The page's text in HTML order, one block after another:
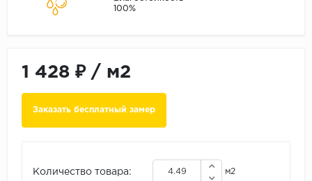
Франция
100%
1 428 ₽/ м2
Заказать бесплатный замер
Количество товара: м2